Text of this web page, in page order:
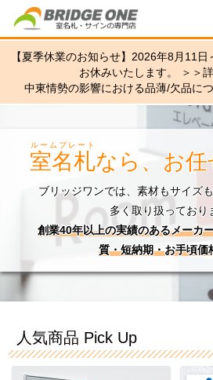
【夏季休業のお知らせ】2026年8月11
お休みいたします。 ＞＞
室名札
ルームプレート
なら、お
ブリッジワンでは、素材もサイズ
多く取り扱っており
創業40年以上の実績のあるメーカ
質・短納期・お手頃価
人気商品 Pick Up